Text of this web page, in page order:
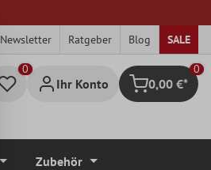
Newsletter Ratgeber Blog SALE
Ihr Konto Warenkorb
0
0,00 €*
Zubehör